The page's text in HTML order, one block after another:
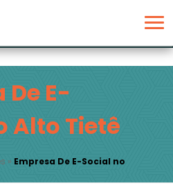
De E-
Alto Tietê
» Empresa De E-Social no